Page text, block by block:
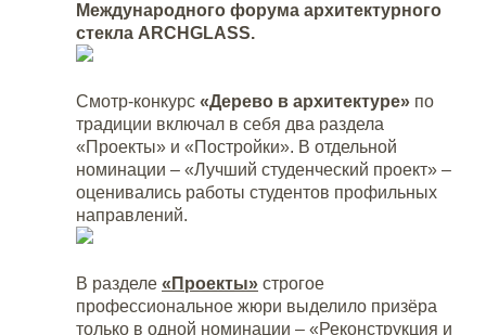
Международного форума архитектурного
стекла ARCHGLASS.
Смотр-конкурс «Дерево в архитектуре» по
традиции включал в себя два раздела
«Проекты» и «Постройки». В отдельной
номинации – «Лучший студенческий проект» –
оценивались работы студентов профильных
направлений.
В разделе «Проекты» строгое
профессиональное жюри выделило призёра
только в одной номинации – «Реконструкция и